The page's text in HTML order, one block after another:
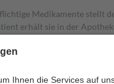
Medikamente stellt
erhält sie in der
trägt einen Teil davon
Zuzahlungen in